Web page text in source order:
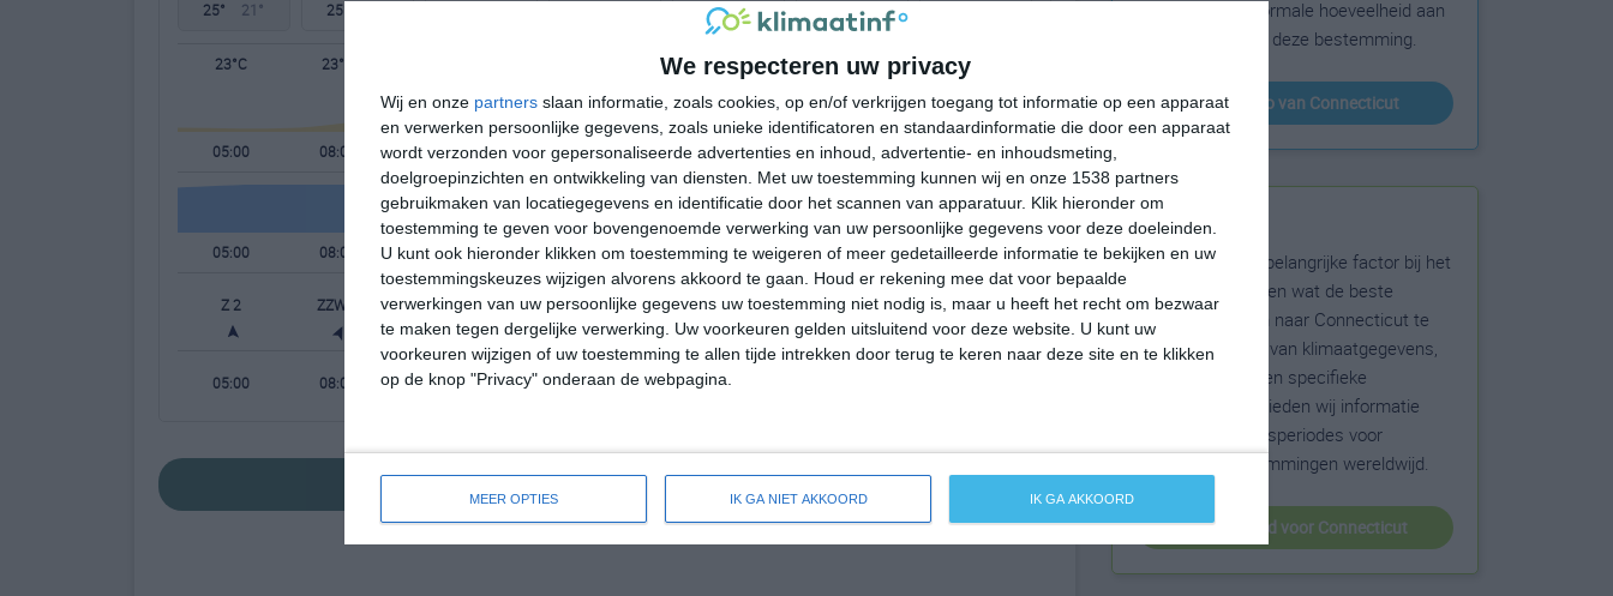
We respecteren uw privacy
Wij en onze partners slaan informatie, zoals cookies, op en/of verkrijgen toegang tot informatie op een apparaat
en verwerken persoonlijke gegevens, zoals unieke identificatoren en standaardinformatie die door een apparaat
wordt verzonden voor gepersonaliseerde advertenties en inhoud, advertentie- en inhoudsmeting,
doelgroepinzichten en ontwikkeling van diensten.
Met uw toestemming kunnen wij en onze 1538 partners
gebruikmaken van locatiegegevens en identificatie door het scannen van apparatuur. Klik hieronder om
toestemming te geven voor bovengenoemde verwerking van uw persoonlijke gegevens voor deze doeleinden.
U kunt ook hieronder klikken om toestemming te weigeren of meer gedetailleerde informatie te bekijken en uw
toestemmingskeuzes wijzigen alvorens akkoord te gaan.
Houd er rekening mee dat voor bepaalde
verwerkingen van uw persoonlijke gegevens uw toestemming niet nodig is, maar u heeft het recht om bezwaar
te maken tegen dergelijke verwerking. Uw voorkeuren gelden uitsluitend voor deze website. U kunt uw
voorkeuren wijzigen of uw toestemming te allen tijde intrekken door terug te keren naar deze site en te klikken
op de knop "Privacy" onderaan de webpagina.
MEER OPTIES IK GA NIET AKKOORD IK GA AKKOORD
25° 21° 25° 24° 20° 21°
23°C 23°C 24°C 23°C 23°C 23°C
05:00 08:00 11:00 14:00 17:00 20:00 23:00 02:00
05:00 08:00 11:00 14:00 17:00 20:00 23:00 02:00
Z 2 ZZW 2 ZW 3 ZW 3 ZZW 3 ZW 2 ZW 2 ZW 2
05:00 08:00 11:00 14:00 17:00
bekijk de uitgebreide weersverwachting voor Groton
sneeuw en de normale hoeveelheid aan
zonneschijn voor deze bestemming.
klimaatinfo van Connecticut
Beste reistijd
Het weer is een belangrijke factor bij het
reizen. Wil je weten wat de beste
maanden zijn om naar Connecticut te
reizen? Op basis van klimaatgegevens,
weersextremen en specifieke
weerinformatie bieden wij informatie
over de beste reisperiodes voor
duizenden bestemmingen wereldwijd.
beste reistijd voor Connecticut